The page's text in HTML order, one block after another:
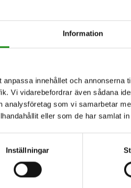
Information
innehållet och annonserna
Vi vidarebefordrar även sådana
analysföretag som vi samarbetar
eller som de har samlat
Inställningar
Day. Tillsammans
sprider information om
elavfall och batterier.
världen? Det är det! Vi pratar
vi framåt 2030 så
kan vi tipsa om FNs